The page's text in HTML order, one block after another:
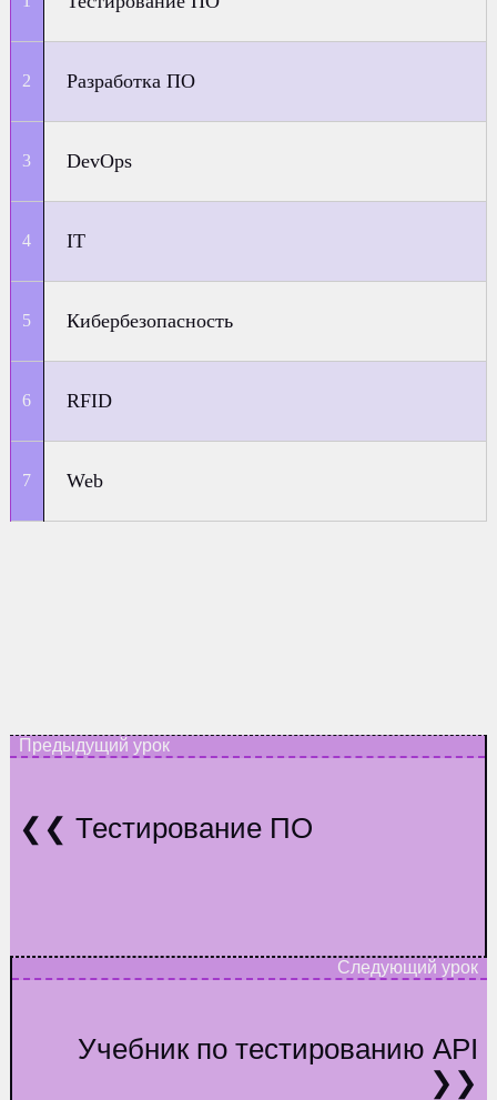
Разработка ПО
DevOps
IT
Кибербезопасность
RFID
Web
Тестирование ПО
Учебник по тестированию API